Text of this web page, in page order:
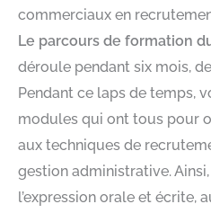
commerciaux en
Le parcours de formation
déroule pendant six mois,
Pendant ce laps de temps,
modules qui ont tous pour
aux techniques de
gestion administrative.
l’expression orale et écrite,